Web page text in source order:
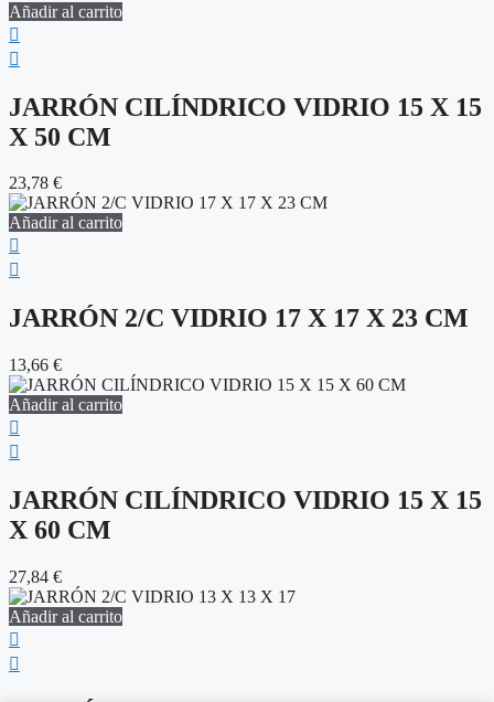
Añadir al carrito
JARRÓN CILÍNDRICO VIDRIO 15 X 15
X 50 CM
23,78 €
Añadir al carrito
JARRÓN 2/C VIDRIO 17 X 17 X 23 CM
13,66 €
Añadir al carrito
JARRÓN CILÍNDRICO VIDRIO 15 X 15
X 60 CM
27,84 €
Añadir al carrito